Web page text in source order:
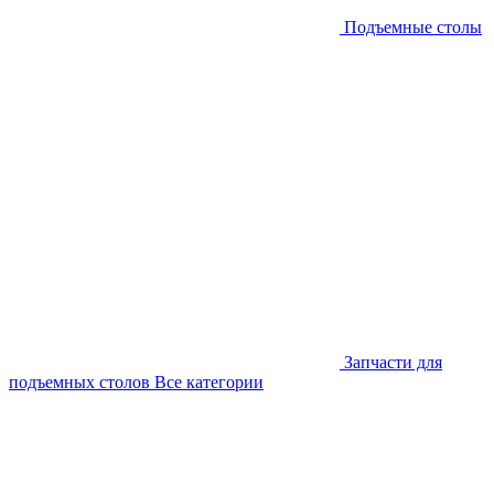
Подъемные столы
Запчасти для
подъемных столов Все категории